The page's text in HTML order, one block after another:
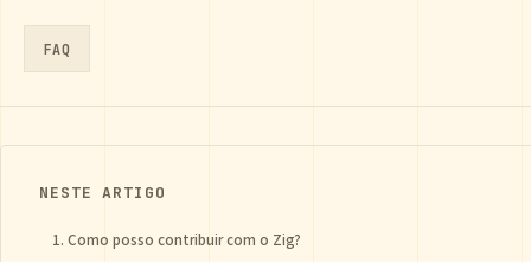
FAQ
NESTE ARTIGO
1. Como posso contribuir com o Zig?